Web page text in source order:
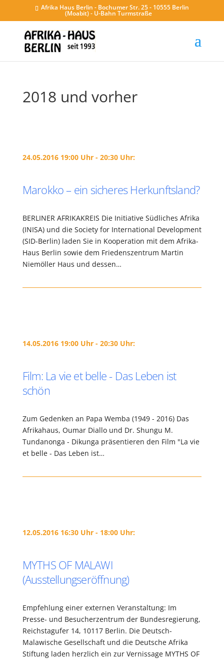
Afrika Haus Berlin - Bochumer Str. 25 - 10555 Berlin
(Moabit) - U-Bahn Turmstraße
2018 und vorher
24.05.2016 19:00 Uhr - 20:30 Uhr:
Marokko – ein sicheres Herkunftsland?
BERLINER AFRIKAKREIS Die Initiative Südliches Afrika
(INISA) und die Society for International Development
(SID-Berlin) laden Sie in Kooperation mit dem Afrika-
Haus Berlin sowie dem Friedenszentrum Martin
Niemöller Haus und dessen…
14.05.2016 19:00 Uhr - 20:30 Uhr:
Film: La vie et belle - Das Leben ist
schön
Zum Gedenken an Papa Wemba (1949 - 2016) Das
Afrikahaus, Oumar Diallo und Dr. Shungu M.
Tundanonga - Dikunga präsentieren den Film "La vie
et belle - Das Leben ist…
12.05.2016 16:30 Uhr - 18:00 Uhr:
MYTHS OF MALAWI
(Ausstellungseröffnung)
Empfehlung einer externen Veranstaltung: Im
Presse- und Besucherzentrum der Bundesregierung,
Reichstagufer 14, 10117 Berlin. Die Deutsch-
Malawische Gesellschaft und die Deutsche Afrika
Stiftung laden herzlich ein zur Vernissage MYTHS OF